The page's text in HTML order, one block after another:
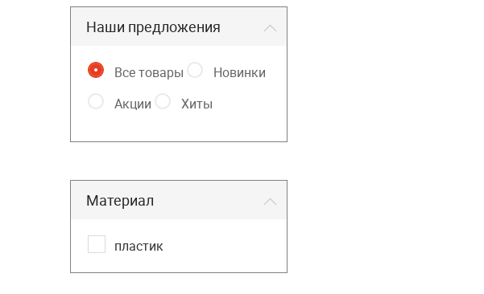
Наши предложения
Все товары
Новинки
Акции
Хиты
Материал
пластик